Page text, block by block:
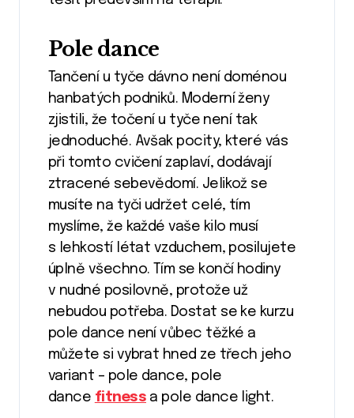
Pole dance
Tančení u tyče dávno není doménou
hanbatých podniků. Moderní ženy
zjistili, že točení u tyče není tak
jednoduché. Avšak pocity, které vás
při tomto cvičení zaplaví, dodávají
ztracené sebevědomí. Jelikož se
musíte na tyči udržet celé, tím
myslíme, že každé vaše kilo musí
s lehkostí létat vzduchem, posilujete
úplně všechno. Tím se končí hodiny
v nudné posilovně, protože už
nebudou potřeba. Dostat se ke kurzu
pole dance není vůbec těžké a
můžete si vybrat hned ze třech jeho
variant – pole dance, pole
dance fitness a pole dance light.